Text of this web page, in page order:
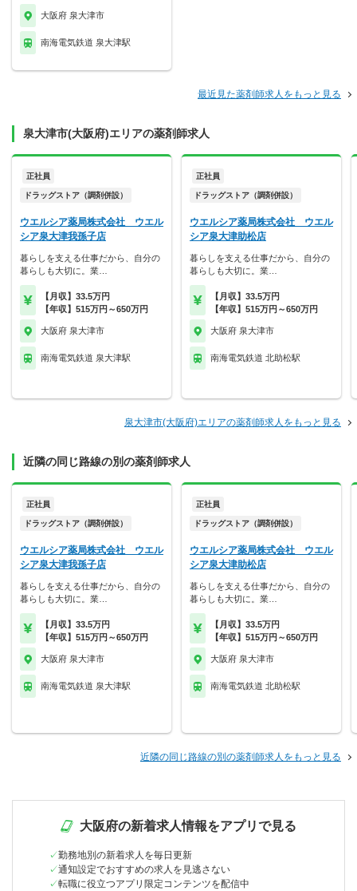
大阪府 泉大津市
南海電気鉄道 泉大津駅
最近見た薬剤師求人をもっと見る
泉大津市(大阪府)エリアの薬剤師求人
正社員
ドラッグストア（調剤併設）
ウエルシア薬局株式会社 ウエル
シア泉大津我孫子店
暮らしを支える仕事だから、自分の
暮らしも大切に。業…
【月収】33.5万円
【年収】515万円～650万円
大阪府 泉大津市
南海電気鉄道 泉大津駅
正社員
ドラッグストア（調剤併設）
ウエルシア薬局株式会社 ウエル
シア泉大津助松店
暮らしを支える仕事だから、自分の
暮らしも大切に。業…
【月収】33.5万円
【年収】515万円～650万円
大阪府 泉大津市
南海電気鉄道 北助松駅
泉大津市(大阪府)エリアの薬剤師求人をもっと見る
近隣の同じ路線の別の薬剤師求人
正社員
ドラッグストア（調剤併設）
ウエルシア薬局株式会社 ウエル
シア泉大津我孫子店
暮らしを支える仕事だから、自分の
暮らしも大切に。業…
【月収】33.5万円
【年収】515万円～650万円
大阪府 泉大津市
南海電気鉄道 泉大津駅
正社員
ドラッグストア（調剤併設）
ウエルシア薬局株式会社 ウエル
シア泉大津助松店
暮らしを支える仕事だから、自分の
暮らしも大切に。業…
【月収】33.5万円
【年収】515万円～650万円
大阪府 泉大津市
南海電気鉄道 北助松駅
近隣の同じ路線の別の薬剤師求人をもっと見る
大阪府の新着求人情報をアプリで見る
勤務地別の新着求人を毎日更新
通知設定でおすすめの求人を見逃さない
転職に役立つアプリ限定コンテンツを配信中